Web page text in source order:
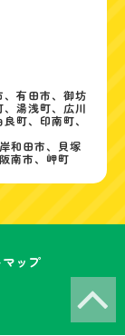
有田市、御坊
湯浅町、広川
町、印南町、
和田市、貝塚
南市、岬町
ップ